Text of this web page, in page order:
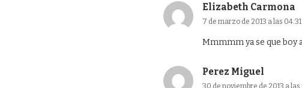
Elizabeth Carmona
7 de marzo de 2013 a las 04:31
Mmmmm ya se que boy
Perez Miguel
30 de noviembre de 2013 a las